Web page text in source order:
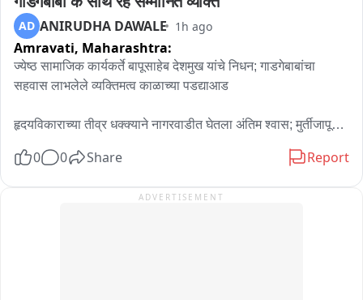
AD ANIRUDHA DAWALE 1h ago
Amravati, Maharashtra:
ज्येष्ठ सामाजिक कार्यकर्ते बापूसाहेब देशमुख यांचे निधन; गाडगेबाबांचा
सहवास लाभलेले व्यक्तिमत्व काळाच्या पडद्याआड
हृदयविकाराच्या तीव्र धक्क्याने नागरवाडीत घेतला अंतिम श्वास; मुर्तीजापूर
अंत्यसंस्कारासाठी तयारी सुरु असल्याची माहिती देण्यात आली आहे.
0 0 Share Report
ADVERTISEMENT